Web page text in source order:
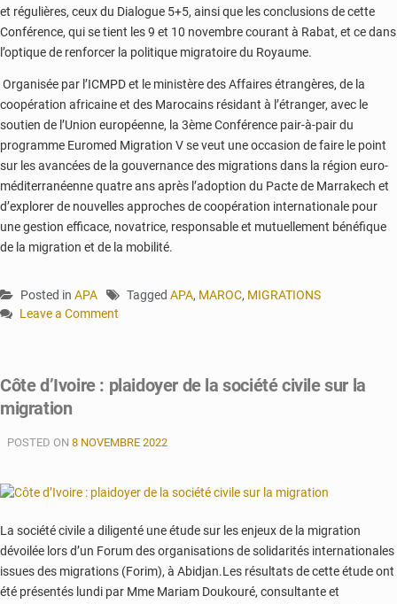
et régulières, ceux du Dialogue 5+5, ainsi que les conclusions de cette
Conférence, qui se tient les 9 et 10 novembre courant à Rabat, et ce dans
l’optique de renforcer la politique migratoire du Royaume.
Organisée par l’ICMPD et le ministère des Affaires étrangères, de la
coopération africaine et des Marocains résidant à l’étranger, avec le
soutien de l’Union européenne, la 3ème Conférence pair-à-pair du
programme Euromed Migration V se veut une occasion de faire le point
sur les avancées de la gouvernance des migrations dans la région euro-
méditerranéenne quatre ans après l’adoption du Pacte de Marrakech et
d’explorer de nouvelles approches de coopération internationale pour
une gestion efficace, novatrice, responsable et mutuellement bénéfique
de la migration et de la mobilité.
Posted in APA Tagged APA, MAROC, MIGRATIONS
Leave a Comment
pour
l’établissement
représentation
au
Côte d’Ivoire : plaidoyer de la société civile sur la
migration
POSTED ON 8 NOVEMBRE 2022
La société civile a diligenté une étude sur les enjeux de la migration
dévoilée lors d’un Forum des organisations de solidarités internationales
issues des migrations (Forim), à Abidjan.Les résultats de cette étude ont
été présentés lundi par Mme Mariam Doukouré, consultante et